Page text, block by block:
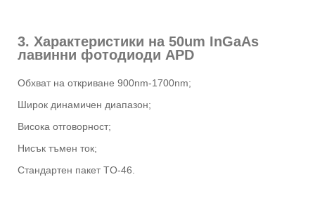
3. Характеристики на 50um InGaAs
лавинни фотодиоди APD
Обхват на откриване 900nm-1700nm;
Широк динамичен диапазон;
Висока отговорност;
Нисък тъмен ток;
Стандартен пакет TO-46.